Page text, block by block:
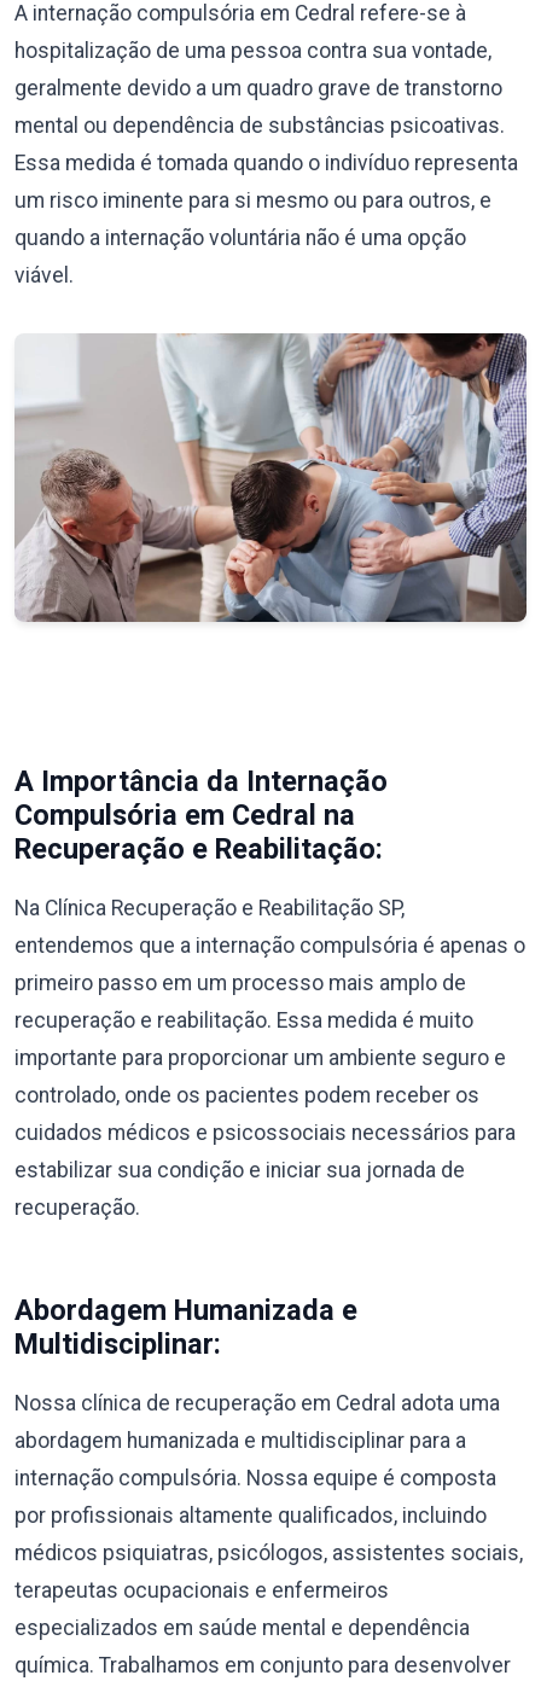
A internação compulsória em Cedral refere-se à
hospitalização de uma pessoa contra sua vontade,
geralmente devido a um quadro grave de transtorno
mental ou dependência de substâncias psicoativas.
Essa medida é tomada quando o indivíduo representa
um risco iminente para si mesmo ou para outros, e
quando a internação voluntária não é uma opção
viável.
A Importância da Internação
Compulsória em Cedral na
Recuperação e Reabilitação:
Na Clínica Recuperação e Reabilitação SP,
entendemos que a internação compulsória é apenas o
primeiro passo em um processo mais amplo de
recuperação e reabilitação. Essa medida é muito
importante para proporcionar um ambiente seguro e
controlado, onde os pacientes podem receber os
cuidados médicos e psicossociais necessários para
estabilizar sua condição e iniciar sua jornada de
recuperação.
Abordagem Humanizada e
Multidisciplinar:
Nossa clínica de recuperação em Cedral adota uma
abordagem humanizada e multidisciplinar para a
internação compulsória. Nossa equipe é composta
por profissionais altamente qualificados, incluindo
médicos psiquiatras, psicólogos, assistentes sociais,
terapeutas ocupacionais e enfermeiros
especializados em saúde mental e dependência
química. Trabalhamos em conjunto para desenvolver